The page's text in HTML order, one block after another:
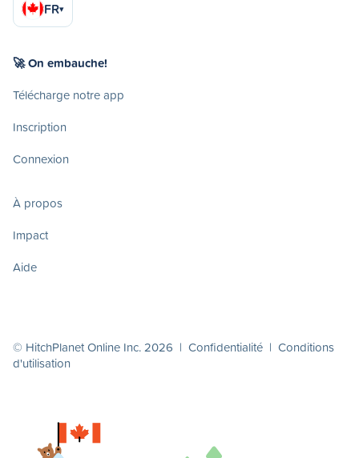
FR▾
🚀 On embauche!
Télécharge notre app
Inscription
Connexion
À propos
Impact
Aide
© HitchPlanet Online Inc. 2026 | Confidentialité | Conditions
d'utilisation